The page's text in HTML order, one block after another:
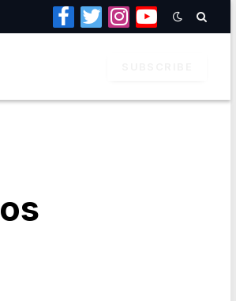
Facebook
TwitterInstagramYouTube